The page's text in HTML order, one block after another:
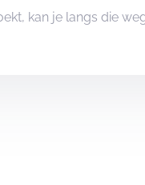
kan je langs die